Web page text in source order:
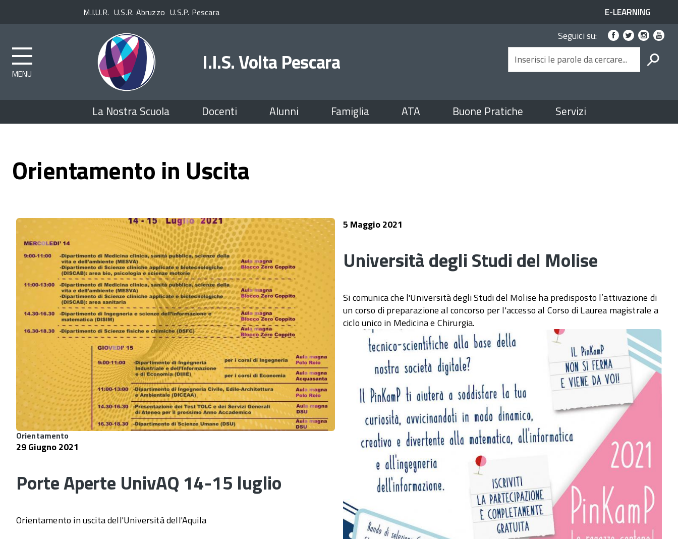
Enti
superiori
M.I.U.R. U.S.R. Abruzzo U.S.P. Pescara ACCESSO
AI
SERVIZI
SPID
E-LEARNING
I.I.S. Volta Pescara social
Seguici su:
menu
La Nostra Scuola Docenti Alunni Famiglia ATA Buone Pratiche Servizi
Orientamento in Uscita
Orientamento
29 Giugno 2021
Porte Aperte UnivAQ 14-15 luglio
Orientamento in uscita dell'Università dell'Aquila
5 Maggio 2021
Università degli Studi del Molise
Si comunica che l'Università degli Studi del Molise ha predisposto l’attivazione di
un corso di preparazione al concorso per l'accesso al Corso di Laurea magistrale a
ciclo unico in Medicina e Chirurgia.